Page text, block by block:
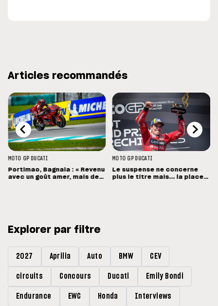
Articles recommandés
MOTO GP DUCATI
Portimao, Bagnaia : « Revenu
avec un goût amer, mais des
MOTO GP DUCATI
Le suspense ne concerne
plus le titre mais... la place
Explorer par filtre
2027 Aprilia Auto BMW CEV
circuits Concours Ducati Emily Bondi
Endurance EWC Honda Interviews